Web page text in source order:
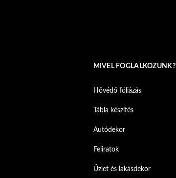
MIVEL FOGLALKOZUNK?
Hővédő fóliázás
Tábla készítés
Autódekor
Feliratok
Üzlet és lakásdekor